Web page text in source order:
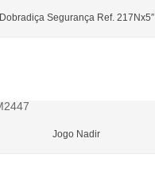
Dobradiça Segurança Ref. 217Nx5″
Jogo Nadir